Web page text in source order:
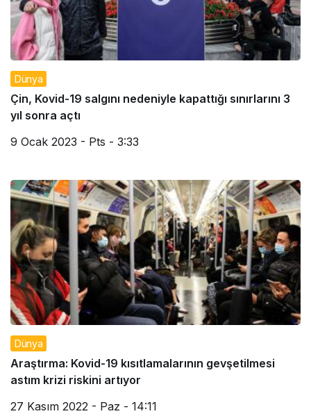
Dünya
Çin, Kovid-19 salgını nedeniyle kapattığı sınırlarını 3
yıl sonra açtı
9 Ocak 2023 - Pts - 3:33
Dünya
Araştırma: Kovid-19 kısıtlamalarının gevşetilmesi
astım krizi riskini artıyor
27 Kasım 2022 - Paz - 14:11